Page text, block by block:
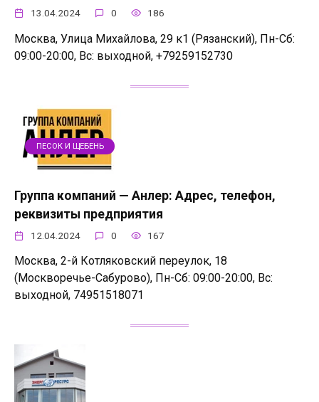
13.04.2024 0 186
Москва, Улица Михайлова, 29 к1 (Рязанский), Пн-Сб:
09:00-20:00, Вс: выходной, +79259152730
ПЕСОК И ЩЕБЕНЬ
Группа компаний — Анлер: Адрес, телефон,
реквизиты предприятия
12.04.2024 0 167
Москва, 2-й Котляковский переулок, 18
(Москворечье-Сабурово), Пн-Сб: 09:00-20:00, Вс:
выходной, 74951518071